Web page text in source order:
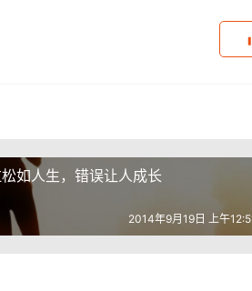
如人生，错误让人成长
2014年9月19日 上午